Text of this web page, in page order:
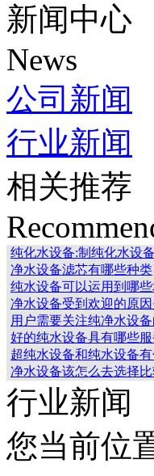
新闻中心
News
公司新闻
行业新闻
相关推荐
纯化水设备:制纯化水设
净水设备滤芯有哪些种类
纯水设备可以运用到哪
净水设备受到欢迎的原
用户需要关注纯净水设
好的纯水设备具有哪些
超纯水设备和纯水设备
净水设备该怎么去选择
行业新闻
您当前位